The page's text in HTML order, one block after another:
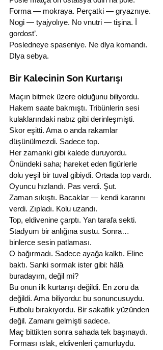
Forma — mokraya. Perçatki — gryaznıye.
Nogi — tyajyolıye. No vnutri — tişina. İ
gordost’.
Posledneye spaseniye. Ne dlya komandı.
Dlya sebya.
Bir Kalecinin Son Kurtarışı
Maçın bitmek üzere olduğunu biliyordu.
Hakem saate bakmıştı. Tribünlerin sesi
kulaklarındaki nabız gibi derinleşmişti.
Skor eşitti. Ama o anda rakamlar
düşünülmezdi. Sadece top.
Her zamanki gibi kalede duruyordu.
Önündeki saha; hareket eden figürlerle
dolu yeşil bir tuval gibiydi. Ortada top vardı.
Oyuncu hızlandı. Pas verdi. Şut.
Zaman sıkıştı. Bacaklar — kendi kararını
verdi. Zıpladı. Kolu uzandı.
Top, eldivenine çarptı. Yan tarafa sekti.
Stadyum bir anlığına sustu. Sonra…
binlerce sesin patlaması.
O bağırmadı. Sadece ayağa kalktı. Eline
baktı. Sanki sormak ister gibi: hâlâ
buradayım, değil mi?
Bu onun ilk kurtarışı değildi. En zoru da
değildi. Ama biliyordu: bu sonuncusuydu.
Futbolu bırakıyordu. Bir sakatlık yüzünden
değil. Zamanı gelmişti sadece.
Maç bittikten sonra sahada tek başınaydı.
Forması ıslak, eldivenleri çamurluydu.